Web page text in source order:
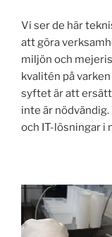
Vi ser de här
att göra
miljön och
kvalitén på
syftet är att
inte är
och IT-lösningar i